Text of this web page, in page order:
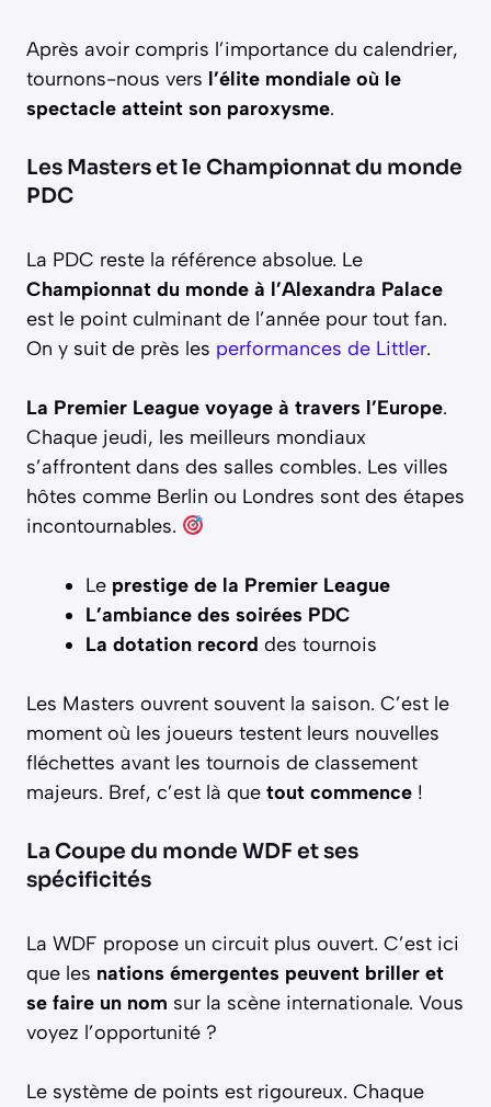
Après avoir compris l’importance du calendrier,
tournons-nous vers l’élite mondiale où le
spectacle atteint son paroxysme.
Les Masters et le Championnat du monde
PDC
La PDC reste la référence absolue. Le
Championnat du monde à l’Alexandra Palace
est le point culminant de l’année pour tout fan.
On y suit de près les performances de Littler.
La Premier League voyage à travers l’Europe.
Chaque jeudi, les meilleurs mondiaux
s’affrontent dans des salles combles. Les villes
hôtes comme Berlin ou Londres sont des étapes
incontournables.
Le prestige de la Premier League
L’ambiance des soirées PDC
La dotation record des tournois
Les Masters ouvrent souvent la saison. C’est le
moment où les joueurs testent leurs nouvelles
fléchettes avant les tournois de classement
majeurs. Bref, c’est là que tout commence !
La Coupe du monde WDF et ses
spécificités
La WDF propose un circuit plus ouvert. C’est ici
que les nations émergentes peuvent briller et
se faire un nom sur la scène internationale. Vous
voyez l’opportunité ?
Le système de points est rigoureux. Chaque